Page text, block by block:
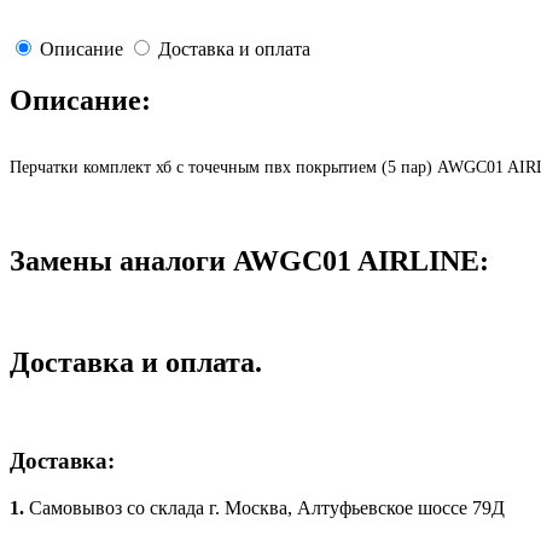
Описание Доставка и оплата
Описание:
Перчатки комплект хб с точечным пвх покрытием (5 пар) AWGC01
Замены аналоги AWGC01 AIRLINE:
Доставка и оплата.
Доставка:
1. Самовывоз со склада г. Москва, Алтуфьевское шоссе 79Д